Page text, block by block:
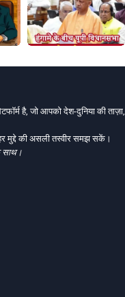
है, जो आपको देश-दुनिया की ताज़ा,
मुद्दे की असली तस्वीर समझ सकें।
साथ।